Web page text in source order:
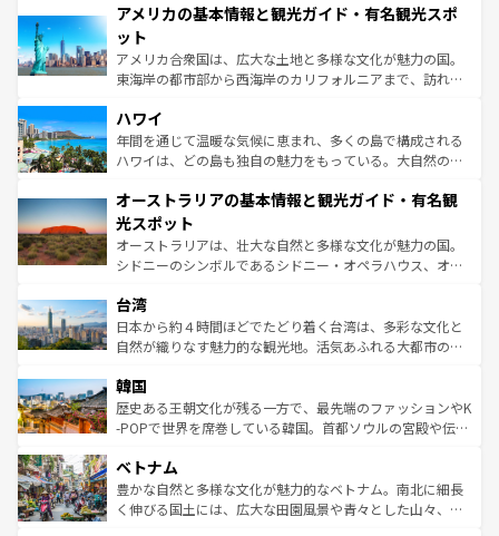
ンツ一覧を参照してほしい。
の建物がそのまま残る町や、スイスならではのユニークな
博物館もあり、アルプス観光だけでなく町歩きも満喫する
ことができる。国民の所得が高いため物価も高いが、旅行
者向けの交通パス提供のサービスもあり、うまく活用すれ
着のスイス情報は
アメリカの基本情報と観光ガイド・有名観光スポ
ット
アメリカ合衆国は、広大な土地と多様な文化が魅力の国。
東海岸の都市部から西海岸のカリフォルニアまで、訪れる
のような巨大都市は、観光、ショッピング、エンターテイ
ンメントが詰まった刺激的なスポットだ。一方、アメリカ
西部には大自然が広がり、グランドキャニオンやイエロー
部のニューオーリンズでは、音楽と美食が融合した独特の
文化が魅力。旅行者はアメリカの各地域で異なる魅力を楽
しみながら、その多様性と豊かな歴史を感じることができ
るだろう。車でのロードトリップや列車の旅も、アメリカ
情報は
ハワイ
年間を通じて温暖な気候に恵まれ、多くの島で構成される
ハワイは、どの島も独自の魅力をもっている。大自然の神
ワイ島は見逃せない。また、定番の観光地といえばオアフ
島だが、静かな自然を求めるならマウイ島やカウアイ島が
おすすめ。エメラルドグリーンに輝く海をはじめ、豊かな
文化や歴史が息づいている。「アロハスピリット」と呼ば
人々、おいしいローカルフードやハワイアンミュージッ
ク、伝統的なフラダンスなど、すべてがハワイの魅力を彩
っている。訪れるたびに新しい発見と感動が待っているハ
はコンテンツ一覧
オーストラリアの基本情報と観光ガイド・有名観
光スポット
オーストラリアは、壮大な自然と多様な文化が魅力の国。
シドニーのシンボルであるシドニー・オペラハウス、オー
リアリーフや大陸中央部にそびえるウルル（エアーズロッ
ク）、タスマニアの美しい原生林やケアンズの熱帯雨林な
ど、見どころがたくさん。また、カフェやワイン、オージ
いる。アクティビティも充実しており、サーフィンやダイ
ビング、ハイキングなど、アウトドア好きにはたまらな
い。オーストラリアの多彩な魅力を存分に味わいつくそ
参照してほしい。
台湾
日本から約４時間ほどでたどり着く台湾は、多彩な文化と
自然が織りなす魅力的な観光地。活気あふれる大都市の台
ン）、静ひつな山岳地帯である台湾東部など、都市の喧騒
と山間の静けさが共存しており、訪れる人に新しい発見と
驚きをもたらしてくれる。また、奥深い台湾の食文化も魅
容にもいいと評判のスイーツなど、バラエティ豊かな料理
が味わえる。 なお、新着の台湾情報は コンテンツ一覧を参
照してほしい。
韓国
歴史ある王朝文化が残る一方で、最先端のファッションやK
-POPで世界を席巻している韓国。首都ソウルの宮殿や伝統
き、地方に足を延ばせば四季折々の自然美を楽しむことが
できる。そして、キムチや焼肉、絶品のストリートフード
まで、さまざまな韓国料理が待っている。夜には、韓国な
ベトナム
豊かな自然と多様な文化が魅力的なベトナム。南北に細長
く伸びる国土には、広大な田園風景や青々とした山々、世